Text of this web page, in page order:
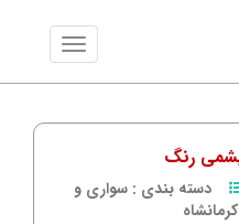
دسته بندی : سواری و
كرمانشاه